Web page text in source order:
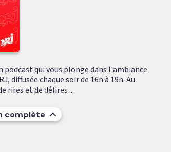
podcast qui vous plonge dans l'ambiance
diffusée chaque soir de 16h à 19h. Au
rires et de délires ...
complète